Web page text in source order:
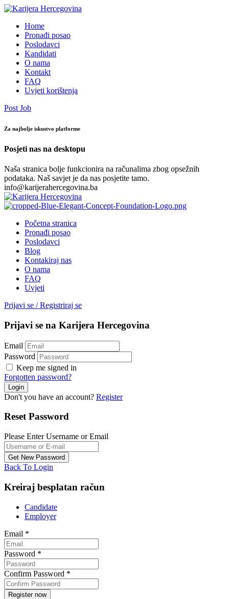
Home
Pronađi posao
Poslodavci
Kandidati
O nama
Kontakt
FAQ
Uvjeti korištenja
Post Job
Za najbolje iskustvo platforme
Posjeti nas na desktopu
Naša stranica bolje funkcionira na računalima zbog opsežnih
podataka. Naš savjet je da nas posjetite tamo.
info@karijerahercegovina.ba
Početna stranica
Pronađi posao
Poslodavci
Blog
Kontakiraj nas
O nama
FAQ
Uvjeti
Prijavi se / Registriraj se
Prijavi se na Karijera Hercegovina
Email
Password
Keep me signed in
Forgotten password?
Don't you have an account? Register
Reset Password
Please Enter Username or Email
Back To Login
Kreiraj besplatan račun
Candidate
Employer
Email *
Password *
Confirm Password *